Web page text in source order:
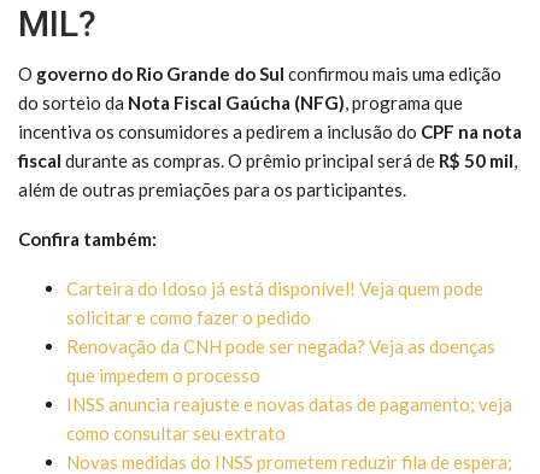
MIL?
O governo do Rio Grande do Sul confirmou mais uma edição
do sorteio da Nota Fiscal Gaúcha (NFG), programa que
incentiva os consumidores a pedirem a inclusão do CPF na nota
fiscal durante as compras. O prêmio principal será de R$ 50 mil,
além de outras premiações para os participantes.
Confira também:
Carteira do Idoso já está disponível! Veja quem pode
solicitar e como fazer o pedido
Renovação da CNH pode ser negada? Veja as doenças
que impedem o processo
INSS anuncia reajuste e novas datas de pagamento; veja
como consultar seu extrato
Novas medidas do INSS prometem reduzir fila de espera;